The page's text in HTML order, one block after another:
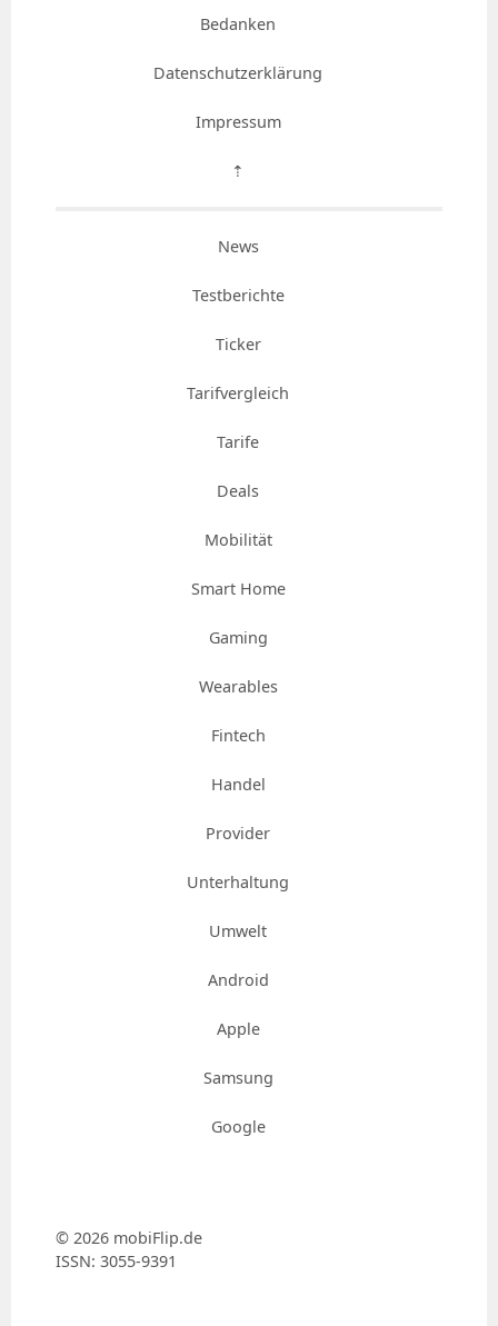
Bedanken
Datenschutzerklärung
Impressum
⇡
News
Testberichte
Ticker
Tarifvergleich
Tarife
Deals
Mobilität
Smart Home
Gaming
Wearables
Fintech
Handel
Provider
Unterhaltung
Umwelt
Android
Apple
Samsung
Google
© 2026 mobiFlip.de
ISSN: 3055-9391